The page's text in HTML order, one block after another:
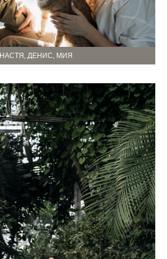
НАСТЯ, ДЕНИС, МИЯ